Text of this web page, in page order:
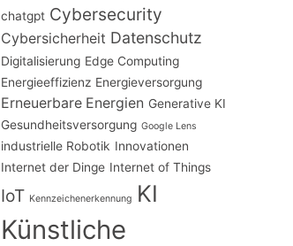
chatgpt Cybersecurity
Cybersicherheit Datenschutz
Digitalisierung Edge Computing
Energieeffizienz Energieversorgung
Erneuerbare Energien Generative KI
Gesundheitsversorgung Google Lens
industrielle Robotik Innovationen
Internet der Dinge Internet of Things
IoT Kennzeichenerkennung KI
Künstliche